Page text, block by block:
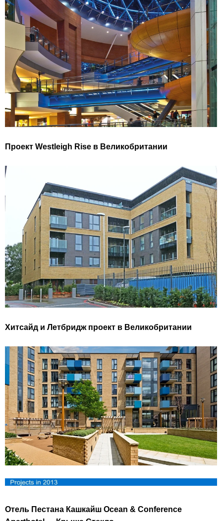
Проект Westleigh Rise в Великобритании
Хитсайд и Летбридж проект в Великобритании
Отель Пестана Кашкайш Ocean & Conference